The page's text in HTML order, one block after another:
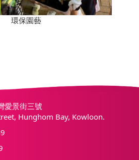
環保園藝
愛景街三號
Hunghom Bay, Kowloon.